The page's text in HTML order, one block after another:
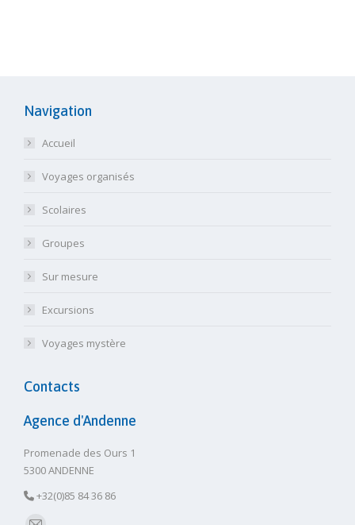
Navigation
Accueil
Voyages organisés
Scolaires
Groupes
Sur mesure
Excursions
Voyages mystère
Contacts
Agence d'Andenne
Promenade des Ours 1
5300 ANDENNE
+32(0)85 84 36 86